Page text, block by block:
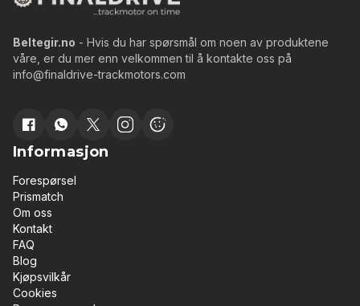
Beltegir.no - Hvis du har spørsmål om noen av produktene
våre, er du mer enn velkommen til å kontakte oss på
info@finaldrive-trackmotors.com
Informasjon
Forespørsel
Prismatch
Om oss
Kontakt
FAQ
Blog
Kjøpsvilkår
Cookies